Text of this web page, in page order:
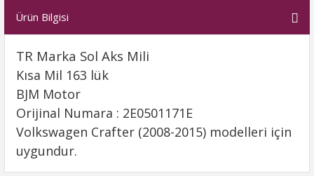
Ürün Bilgisi
TR Marka Sol Aks Mili
Kısa Mil 163 lük
BJM Motor
Orijinal Numara : 2E0501171E
Volkswagen Crafter (2008-2015) modelleri için
uygundur.